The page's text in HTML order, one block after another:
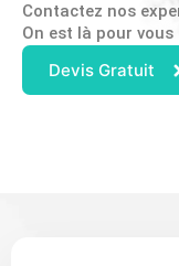
Contactez nos
On est là pour vous
Devis Gratuit